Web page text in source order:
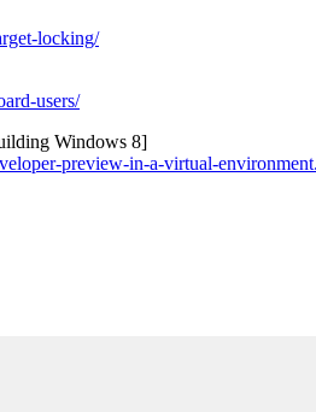
locking/
users/
Windows 8]
preview-in-a-virtual-